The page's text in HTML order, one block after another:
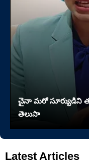
చైనా మరో సూర్యుడిని
తెలుసా
Latest Articles